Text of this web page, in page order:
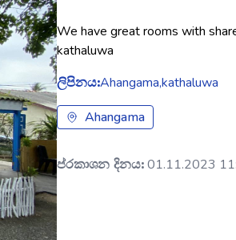
We have great rooms with
kathaluwa
ලිපිනය:Ahangama,kathaluwa
Ahangama
ප්රකාශන දිනය:01.11.2023